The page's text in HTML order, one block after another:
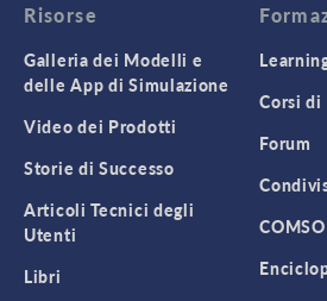
Risorse
Galleria dei Modelli e
delle App di Simulazione
Video dei Prodotti
Storie di Successo
Articoli Tecnici degli
Utenti
Libri
Corsi di
Forum